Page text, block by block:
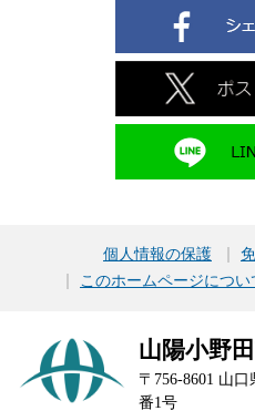
個人情報の保護
このホームページについ
山陽小野
〒756-8601 山
番1号